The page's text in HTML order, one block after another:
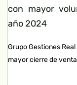
con mayor
año 2024
Grupo Gestiones
mayor cierre de